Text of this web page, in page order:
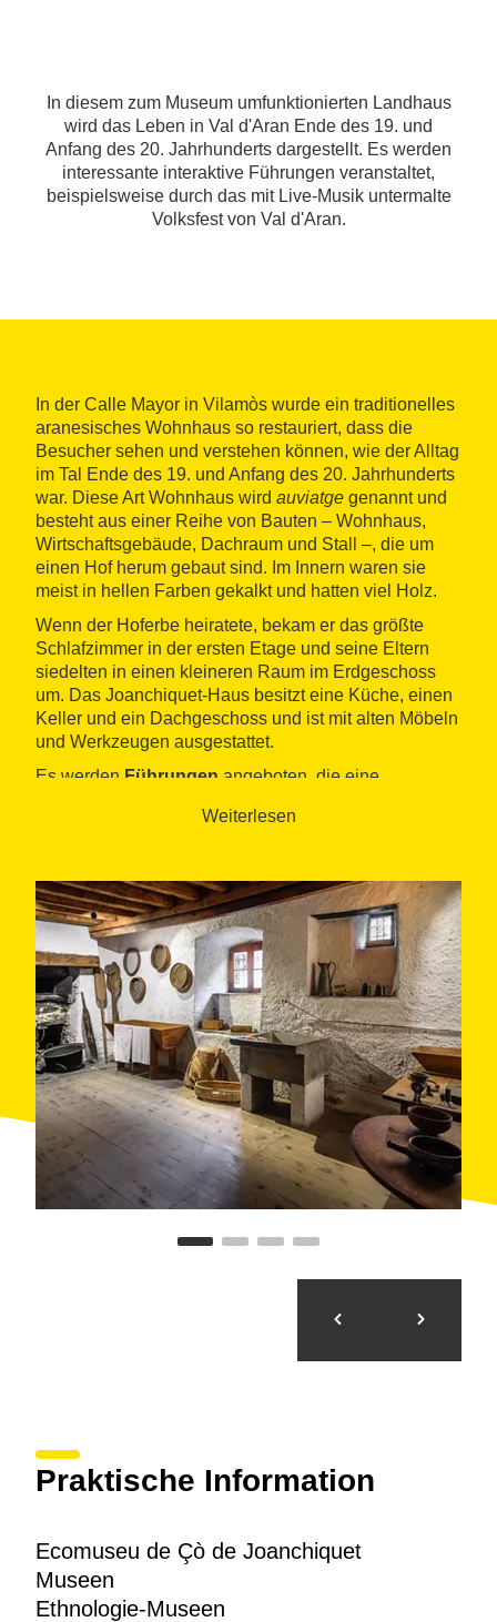
In diesem zum Museum umfunktionierten Landhaus
wird das Leben in Val d'Aran Ende des 19. und
Anfang des 20. Jahrhunderts dargestellt. Es werden
interessante interaktive Führungen veranstaltet,
beispielsweise durch das mit Live-Musik untermalte
Volksfest von Val d'Aran.
In der Calle Mayor in Vilamòs wurde ein traditionelles
aranesisches Wohnhaus so restauriert, dass die
Besucher sehen und verstehen können, wie der Alltag
im Tal Ende des 19. und Anfang des 20. Jahrhunderts
war. Diese Art Wohnhaus wird auviatge genannt und
besteht aus einer Reihe von Bauten – Wohnhaus,
Wirtschaftsgebäude, Dachraum und Stall –, die um
einen Hof herum gebaut sind. Im Innern waren sie
meist in hellen Farben gekalkt und hatten viel Holz.
Wenn der Hoferbe heiratete, bekam er das größte
Schlafzimmer in der ersten Etage und seine Eltern
siedelten in einen kleineren Raum im Erdgeschoss
um. Das Joanchiquet-Haus besitzt eine Küche, einen
Keller und ein Dachgeschoss und ist mit alten Möbeln
und Werkzeugen ausgestattet.
Es werden Führungen angeboten, die eine
d’Aran jahrhundertelang ausgesehen hat. Eine seiner
Rundgang durch die verschiedenen Ecken des
Hauses gelangt man in den Innenhof, wo man
Livemusik hören und ein Gläschen Johannisbeerlikör
kosten kann.
Die Ökomuseen sind Einrichtungen mit
volkskundlichem Anliegen, wo die Baulichkeiten
ebenso wichtig oder sogar noch wichtiger sind als die
darin ausgestellten Exponate. Das
Ecomusèu Çò de
Joanchiquetist eine der drei Einrichtungen, die
zusammen das Musèu dera Val d´Aran, das
Geschichtliche Museum des Arantals, bilden. Die
beiden anderen sind der Turm „Torre deth Generau
Martinhon" in Vielha und die Kirche Sant Joan in
Arties. Das Joanchiquet-Haus ist im Sommer täglich
Weiterlesen
Praktische Information
Ecomuseu de Çò de Joanchiquet
Museen
Ethnologie-Museen